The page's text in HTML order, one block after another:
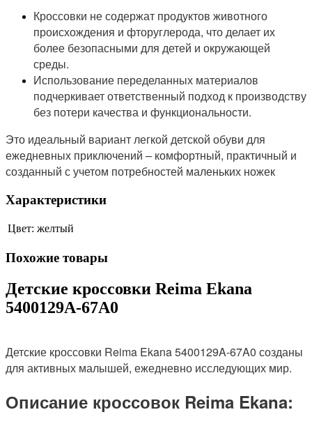
Кроссовки не содержат продуктов животного
происхождения и фторуглерода, что делает их
более безопасными для детей и окружающей
среды.
Использование переделанных материалов
подчеркивает ответственный подход к производству
без потери качества и функциональности.
Это идеальный вариант легкой детской обуви для
ежедневных приключений – комфортный, практичный и
созданный с учетом потребностей маленьких ножек
Характеристики
Цвет: желтый
Похожие товары
Детские кроссовки Reima Ekana
5400129A-67A0
Детские кроссовки Reima Ekana 5400129A-67A0 созданы
для активных малышей, ежедневно исследующих мир.
Описание кроссовок Reima Ekana: